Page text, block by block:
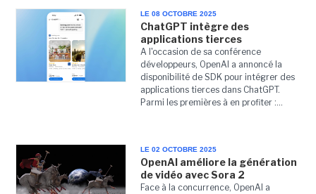
LE 08 OCTOBRE 2025
ChatGPT intègre des
applications tierces
A l'occasion de sa conférence
développeurs, OpenAI a annoncé la
disponibilité de SDK pour intégrer des
applications tierces dans ChatGPT.
Parmi les premières à en profiter :...
LE 02 OCTOBRE 2025
OpenAI améliore la génération
de vidéo avec Sora 2
Face à la concurrence, OpenAI a